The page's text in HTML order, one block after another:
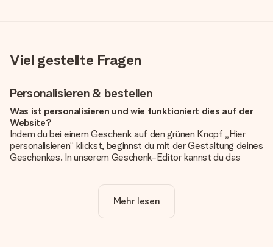
Viel gestellte Fragen
Personalisieren & bestellen
Was ist personalisieren und wie funktioniert dies auf der
Website?
Indem du bei einem Geschenk auf den grünen Knopf „Hier
personalisieren“ klickst, beginnst du mit der Gestaltung deines
Geschenkes. In unserem Geschenk-Editor kannst du das
noch eines unserer angebotenen Designs, um deinem
Geschenk die perfekte Ausstrahlung zu verleihen.
Mehr lesen